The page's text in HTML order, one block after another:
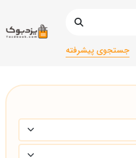
جستجوی پیشرفته